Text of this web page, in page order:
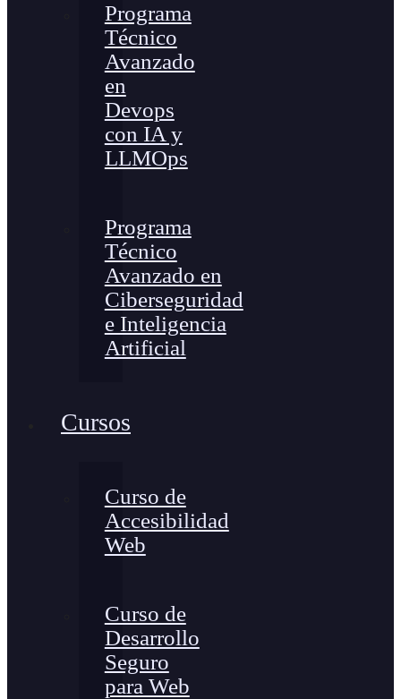
Programa
Técnico
Avanzado
en
Devops
con IA y
LLMOps
Programa
Técnico
Avanzado en
Ciberseguridad
e Inteligencia
Artificial
Cursos
Curso de
Accesibilidad
Web
Curso de
Desarrollo
Seguro
para Web